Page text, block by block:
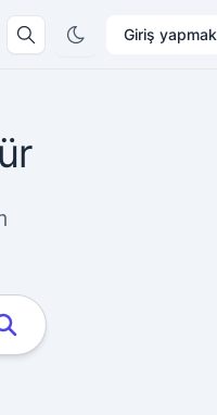
Giriş yapmak